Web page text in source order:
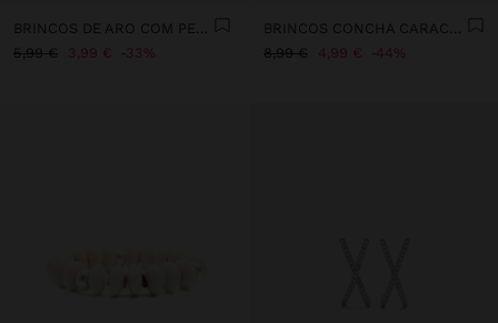
BRINCOS DE ARO COM PEDRAS
5,99 €
3,99 € 33%
BRINCOS CONCHA CARACOL ESPIRAL
8,99 €
4,99 € 44%